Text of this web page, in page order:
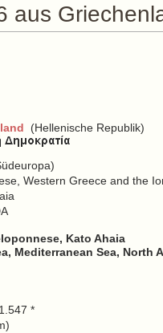
aus
(Hellenische Republik)
Western Greece and the
Kato Ahaia
Mediterranean Sea, North
*